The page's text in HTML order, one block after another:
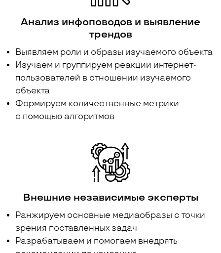
Анализ инфоповодов и выявление
трендов
Выявляем роли и образы изучаемого объекта
Изучаем и группируем реакции интернет-
пользователей в отношении изучаемого
объекта
Формируем количественные метрики
с помощью алгоритмов
Внешние независимые эксперты
Ранжируем основные медиаобразы с точки
зрения поставленных задач
Разрабатываем и помогаем внедрять